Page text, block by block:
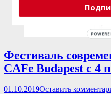
Фестиваль
CAFe Budapest с 4
Опубликовано
01.10.2019Оставить